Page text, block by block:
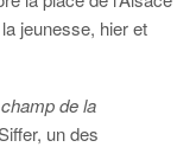
jeunesse, hier et
de la
un des